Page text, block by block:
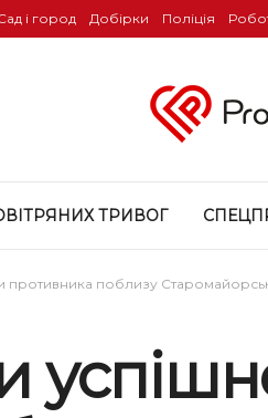
і город Добірки Поліція
ТРИВОГ
противника поблизу